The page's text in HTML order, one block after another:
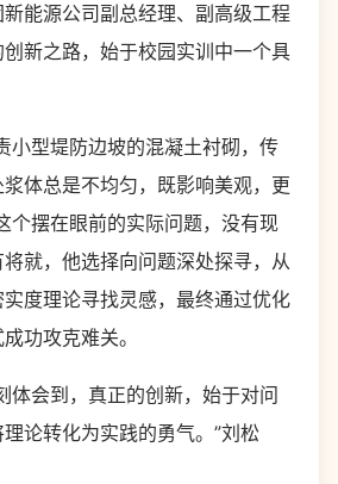
源公司副总经理、副高级工程
新之路，始于校园实训中一个具
型堤防边坡的混凝土衬砌，传
体总是不均匀，既影响美观，更
个摆在眼前的实际问题，没有现
就，他选择向问题深处探寻，从
度理论寻找灵感，最终通过优化
功攻克难关。
会到，真正的创新，始于对问
论转化为实践的勇气。”刘松